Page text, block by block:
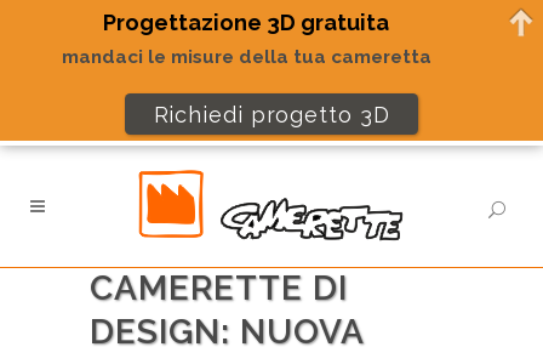
CAMERETTE DI
DESIGN: NUOVA
Progettazione 3D gratuita
mandaci le misure della tua cameretta
Richiedi progetto 3D